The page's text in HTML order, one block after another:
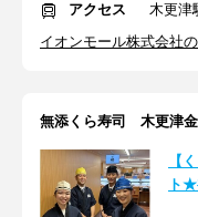
アクセス
木更津
イオンモール株式会社
無添くら寿司 木更津
【
ト